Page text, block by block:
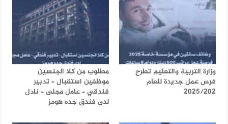
وزارة التربية والتعليم تطرح
فرص عمل جديدة للعام
2025/202
مطلوب من كلا الجنسين
موظفين استقبال – تدبير
فندقي – عامل مجلى – نادل
لدى فندق جده هومز